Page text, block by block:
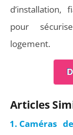
d’installation,
pour
logement.
Articles
Caméras